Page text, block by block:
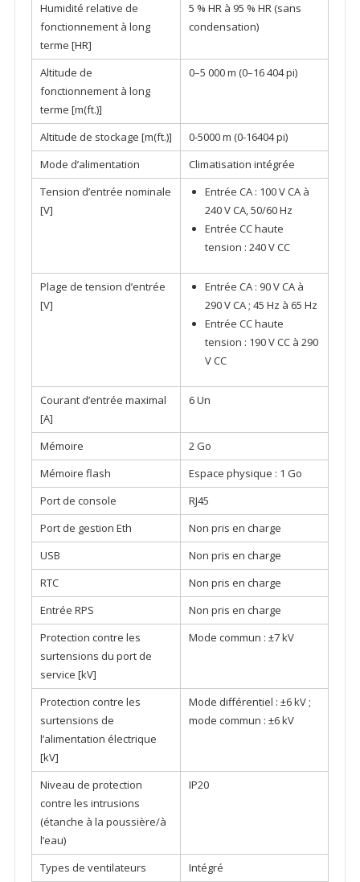
Humidité relative de
fonctionnement à long
terme [HR]
5 % HR à 95 % HR (sans
condensation)
Altitude de
fonctionnement à long
terme [m(ft.)]
0–5 000 m (0–16 404 pi)
Altitude de stockage [m(ft.)]
0-5000 m (0-16404 pi)
Mode d’alimentation
Climatisation intégrée
Tension d’entrée nominale
[V]
Entrée CA : 100 V CA à
240 V CA, 50/60 Hz
Entrée CC haute
tension : 240 V CC
Plage de tension d’entrée
[V]
Entrée CA : 90 V CA à
290 V CA ; 45 Hz à 65 Hz
Entrée CC haute
tension : 190 V CC à 290
V CC
Courant d’entrée maximal
[A]
6 Un
Mémoire
2 Go
Mémoire flash
Espace physique : 1 Go
Port de console
RJ45
Port de gestion Eth
Non pris en charge
USB
Non pris en charge
RTC
Non pris en charge
Entrée RPS
Non pris en charge
Protection contre les
surtensions du port de
service [kV]
Mode commun : ±7 kV
Protection contre les
surtensions de
l’alimentation électrique
[kV]
Mode différentiel : ±6 kV ;
mode commun : ±6 kV
Niveau de protection
contre les intrusions
(étanche à la poussière/à
l’eau)
IP20
Types de ventilateurs Intégré